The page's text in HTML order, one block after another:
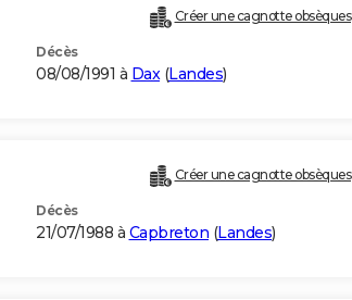
Créer une cagnotte obsèques
Décès
08/08/1991 à Dax(Landes)
Créer une cagnotte obsèques
Décès
21/07/1988 à Capbreton (Landes)